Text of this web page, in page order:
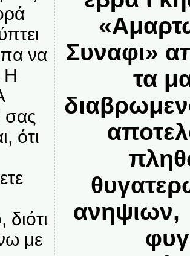
να
Η
ότι
διότι
με
Συναφι»
τα